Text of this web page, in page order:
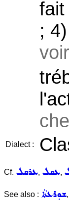
fait
;
Dialect :
Cf. ܥܪܩܠ, ܥܩܠ,
See also : ܫܘܼܪܥܬܵܐ,